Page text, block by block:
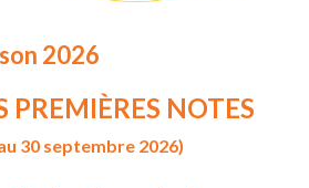
2026
PREMIÈRES NOTES
30 septembre 2026)